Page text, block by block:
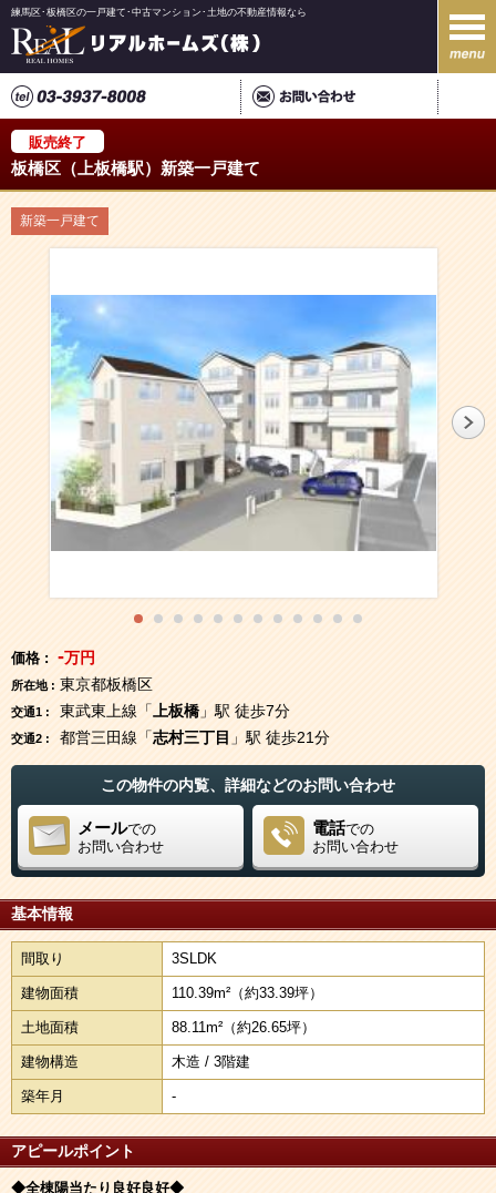
練馬区･板橋区の一戸建て･中古マンション･土地の不動産情報なら
販売終了
板橋区（上板橋駅）新築一戸建て
新築一戸建て
価格 : -万円
所在地 : 東京都板橋区
交通1 : 東武東上線「 上板橋」駅 徒歩7分
交通2 : 都営三田線「志村三丁目 」駅 徒歩21分
この物件の内覧、詳細などのお問い合わせ
メールでの
お問い合わせ
電話での
お問い合わせ
基本情報
間取り 3SLDK
建物面積 110.39m² （約33.39坪）
土地面積 88.11m² （約26.65坪）
建物構造 木造 / 3階建
築年月 -
アピールポイント
◆全棟陽当たり良好良好◆